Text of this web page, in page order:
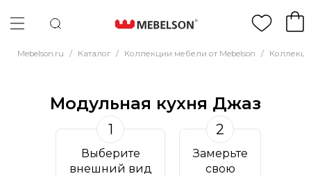
Mebelson.ru / Каталог / Коллекции мебели от Mebelson /
Модульная кухня Джаз
1
Выберите
внешний вид
2
Замерьте
свою